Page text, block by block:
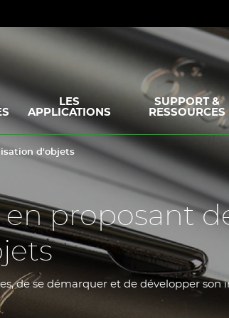
LES
APPLICATIONS
SUPPORT &
RESSOURCES
d'objets
proposant
de se démarquer et de développer son